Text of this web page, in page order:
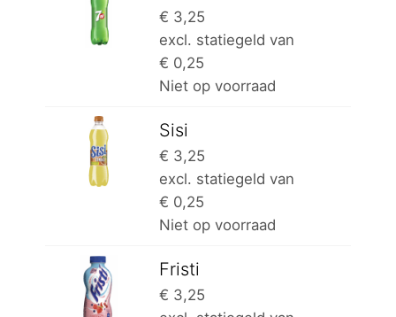
€ 3,25
excl. statiegeld van
€ 0,25
Niet op voorraad
Sisi
€ 3,25
excl. statiegeld van
€ 0,25
Niet op voorraad
Fristi
€ 3,25